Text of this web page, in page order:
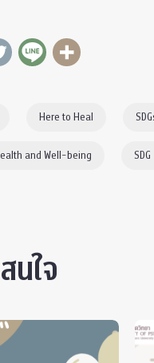
Here to Heal
and Well-being
นใจ